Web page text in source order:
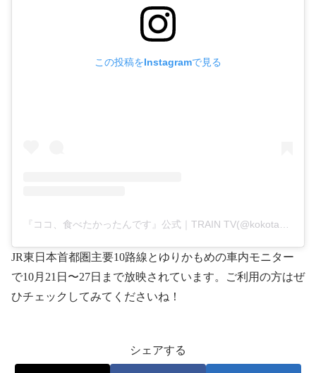
この投稿をInstagramで見る
JR東日本首都圏主要10路線とゆりかもめの車内モニター
で10月21日〜27日まで放映されています。ご利用の方はぜ
ひチェックしてみてくださいね！
シェアする